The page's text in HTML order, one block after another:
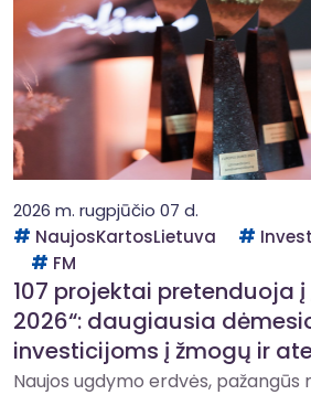
2026 m. rugpjūčio 07 d.
NaujosKartosLietuva
FM
107 projektai pretenduoja į
2026“: daugiausia
investicijoms į žmogų ir
Naujos ugdymo erdvės, pažangūs